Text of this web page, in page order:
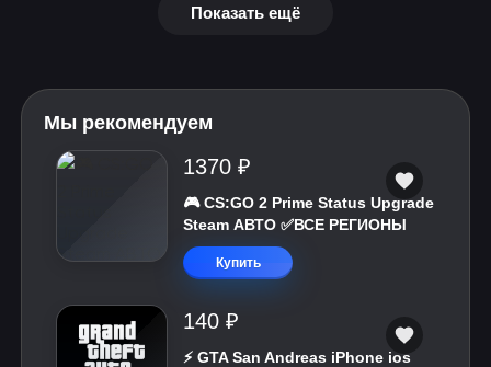
Показать ещё
Мы рекомендуем
1370 ₽
🎮 CS:GO 2 Prime Status Upgrade
Steam АВТО ✅ВСЕ РЕГИОНЫ
Купить
140 ₽
⚡️ GTA San Andreas iPhone ios